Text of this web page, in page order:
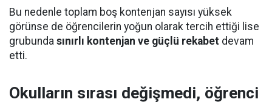
Bu nedenle toplam boş kontenjan sayısı yüksek
görünse de öğrencilerin yoğun olarak tercih ettiği lise
grubunda sınırlı kontenjan ve güçlü rekabet devam
etti.
Okulların sırası değişmedi, öğrenci